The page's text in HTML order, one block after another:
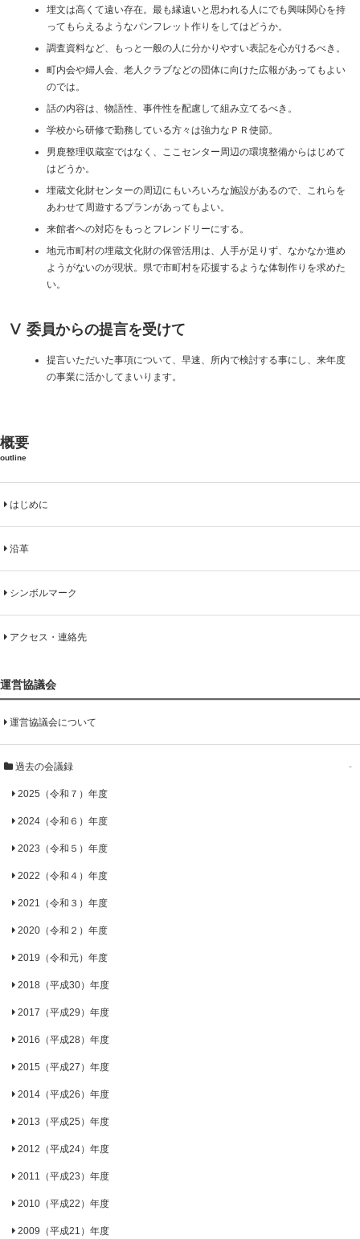
埋文は高くて遠い存在。最も縁遠いと思われる人にでも興味関心を持
ってもらえるようなパンフレット作りをしてはどうか。
調査資料など、もっと一般の人に分かりやすい表記を心がけるべき。
町内会や婦人会、老人クラブなどの団体に向けた広報があってもよい
のでは。
話の内容は、物語性、事件性を配慮して組み立てるべき。
学校から研修で勤務している方々は強力なＰＲ使節。
男鹿整理収蔵室ではなく、ここセンター周辺の環境整備からはじめて
はどうか。
埋蔵文化財センターの周辺にもいろいろな施設があるので、これらを
あわせて周遊するプランがあってもよい。
来館者への対応をもっとフレンドリーにする。
地元市町村の埋蔵文化財の保管活用は、人手が足りず、なかなか進め
ようがないのが現状。県で市町村を応援するような体制作りを求めた
い。
Ⅴ 委員からの提言を受けて
提言いただいた事項について、早速、所内で検討する事にし、来年度
の事業に活かしてまいります。
概要
outline
はじめに
沿革
シンボルマーク
アクセス・連絡先
運営協議会
運営協議会について
-
過去の会議録
2025（令和７）年度
2024（令和６）年度
2023（令和５）年度
2022（令和４）年度
2021（令和３）年度
2020（令和２）年度
2019（令和元）年度
2018（平成30）年度
2017（平成29）年度
2016（平成28）年度
2015（平成27）年度
2014（平成26）年度
2013（平成25）年度
2012（平成24）年度
2011（平成23）年度
2010（平成22）年度
2009（平成21）年度